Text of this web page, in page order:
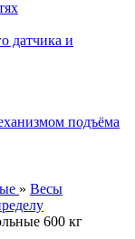
датчика и
подъёма
» Весы
600 кг